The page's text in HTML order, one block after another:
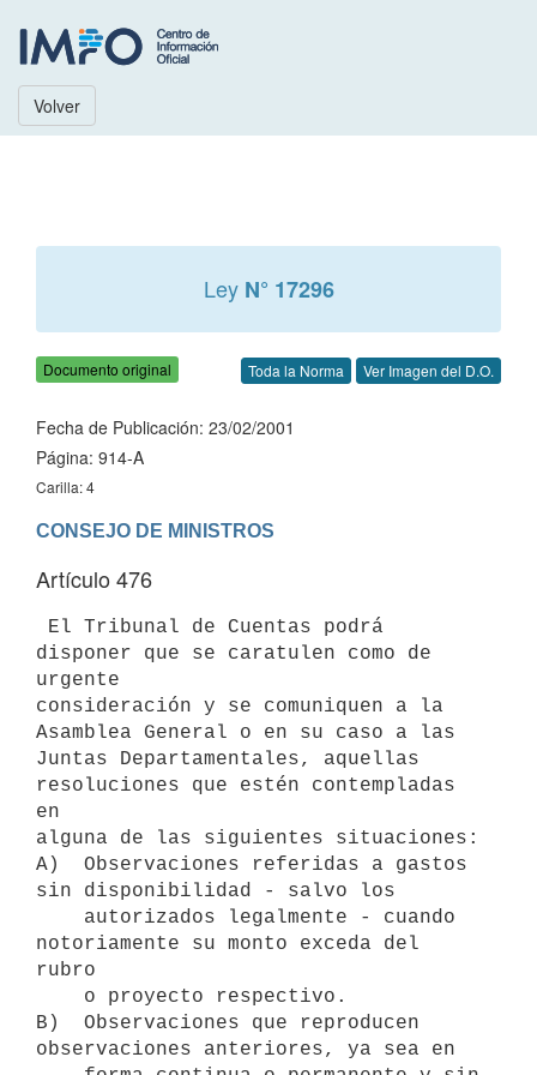
Volver
Ley N° 17296
Documento original Toda la Norma Ver Imagen del D.O.
Fecha de Publicación: 23/02/2001
Página: 914-A
Carilla: 4
CONSEJO DE MINISTROS
Artículo 476
disponer que se caratulen como de
urgente
consideración y se comuniquen a la
Asamblea General o en su caso a las
Juntas Departamentales, aquellas
resoluciones que estén contempladas
en
alguna de las siguientes situaciones:
A)  Observaciones referidas a gastos
sin disponibilidad - salvo los
notoriamente su monto exceda del
rubro
B)  Observaciones que reproducen
observaciones anteriores, ya sea en